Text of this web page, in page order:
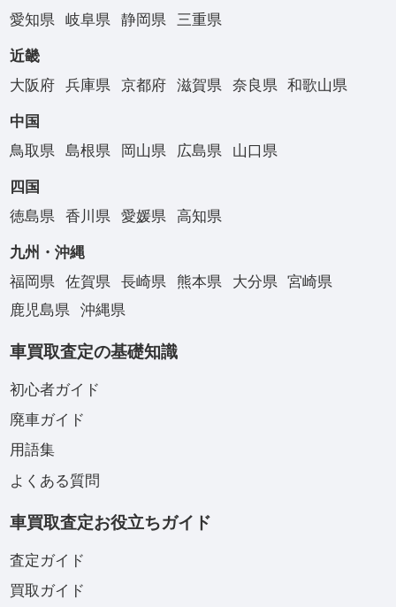
愛知県
岐阜県 静岡県 三重県
近畿
大阪府
兵庫県 京都府 滋賀県 奈良県 和歌山県
中国
鳥取県
島根県 岡山県 広島県 山口県
四国
徳島県
香川県 愛媛県 高知県
九州・沖縄
福岡県
佐賀県 長崎県 熊本県 大分県
宮崎県
鹿児島県
沖縄県
車買取査定の基礎知識
初心者ガイド
廃車ガイド
用語集
よくある質問
車買取査定お役立ちガイド
査定ガイド
買取ガイド